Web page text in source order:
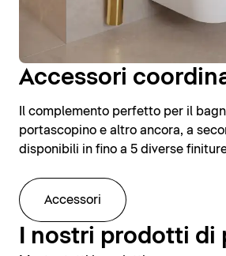
Accessori
Il complemento perfetto per il
portascopino e altro ancora, a
disponibili in fino a 5 diverse
Accessori
I nostri prodotti di